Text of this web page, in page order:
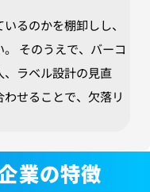
るのかを棚卸しし、
そのうえで、バーコ
ラベル設計の見直
せることで、欠落リ
業の特徴